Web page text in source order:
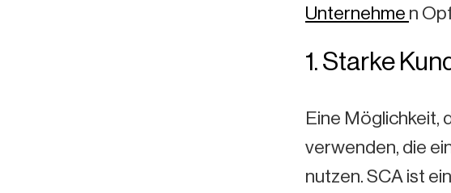
Unternehme n
1. Starke
Eine Möglichkeit,
verwenden, die
nutzen. SCA ist